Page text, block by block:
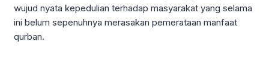
wujud nyata kepedulian terhadap masyarakat yang selama
ini belum sepenuhnya merasakan pemerataan manfaat
qurban.